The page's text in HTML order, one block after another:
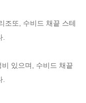
조또, 수비드 채끝 스테
있으며, 수비드 채끝